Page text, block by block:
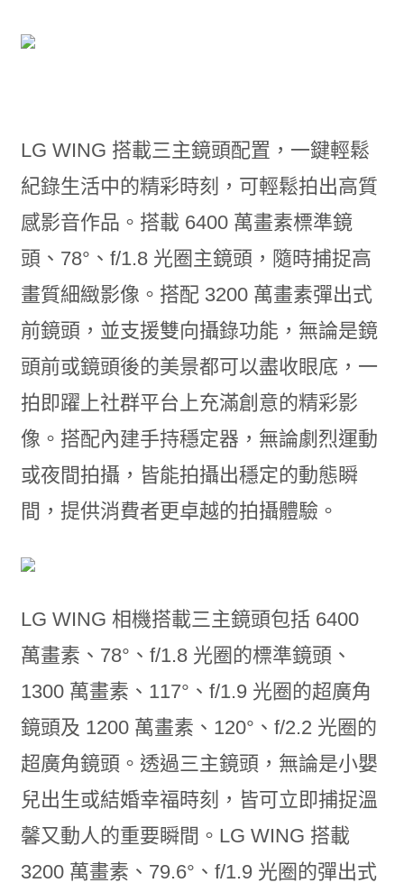
LG WING 搭載三主鏡頭配置，一鍵輕鬆
紀錄生活中的精彩時刻，可輕鬆拍出高質
感影音作品。搭載 6400 萬畫素標準鏡
頭、78°、f/1.8 光圈主鏡頭，隨時捕捉高
畫質細緻影像。搭配 3200 萬畫素彈出式
前鏡頭，並支援雙向攝錄功能，無論是鏡
頭前或鏡頭後的美景都可以盡收眼底，一
拍即躍上社群平台上充滿創意的精彩影
像。搭配內建手持穩定器，無論劇烈運動
或夜間拍攝，皆能拍攝出穩定的動態瞬
間，提供消費者更卓越的拍攝體驗。
LG WING 相機搭載三主鏡頭包括 6400
萬畫素、78°、f/1.8 光圈的標準鏡頭、
1300 萬畫素、117°、f/1.9 光圈的超廣角
鏡頭及 1200 萬畫素、120°、f/2.2 光圈的
超廣角鏡頭。透過三主鏡頭，無論是小嬰
兒出生或結婚幸福時刻，皆可立即捕捉溫
馨又動人的重要瞬間。LG WING 搭載
3200 萬畫素、79.6°、f/1.9 光圈的彈出式